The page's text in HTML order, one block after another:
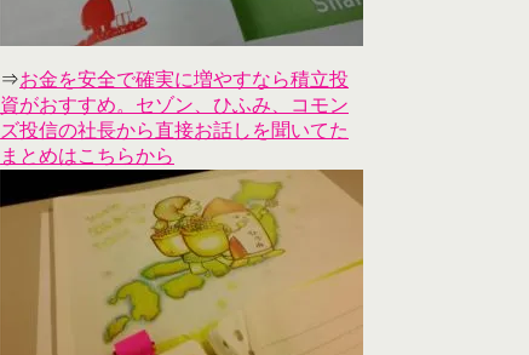
⇒お金を安全で確実に増やすなら積立投
資がおすすめ。セゾン、ひふみ、コモン
ズ投信の社長から直接お話しを聞いてた
まとめはこちらから